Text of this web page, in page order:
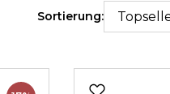
Sortierung: